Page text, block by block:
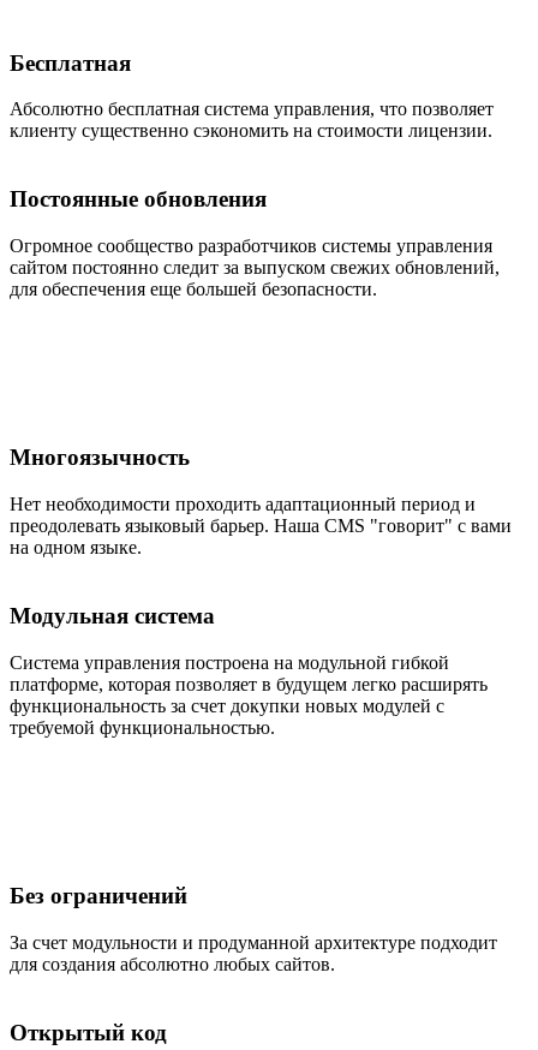
Бесплатная
Абсолютно бесплатная система управления, что позволяет
клиенту существенно сэкономить на стоимости лицензии.
Постоянные обновления
Огромное сообщество разработчиков системы управления
сайтом постоянно следит за выпуском свежих обновлений,
для обеспечения еще большей безопасности.
Многоязычность
Нет необходимости проходить адаптационный период и
преодолевать языковый барьер. Наша CMS "говорит" с вами
на одном языке.
Модульная система
Система управления построена на модульной гибкой
платформе, которая позволяет в будущем легко расширять
функциональность за счет докупки новых модулей с
требуемой функциональностью.
Без ограничений
За счет модульности и продуманной архитектуре подходит
для создания абсолютно любых сайтов.
Открытый код